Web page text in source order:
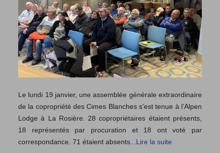
Le lundi 19 janvier, une assemblée générale extraordinaire
de la copropriété des Cimes Blanches s’est tenue à l’Alpen
Lodge à La Rosière. 28 copropriétaires étaient présents,
18 représentés par procuration et 18 ont voté par
correspondance. 71 étaient absents...Lire la suite